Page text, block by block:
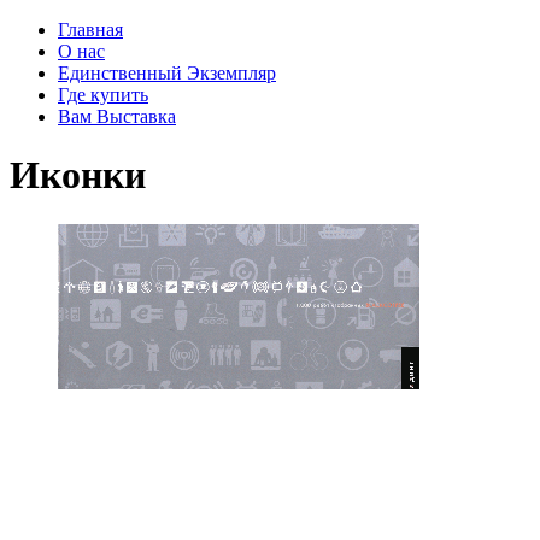
Главная
О нас
Единственный Экземпляр
Где купить
Вам Выставка
Иконки